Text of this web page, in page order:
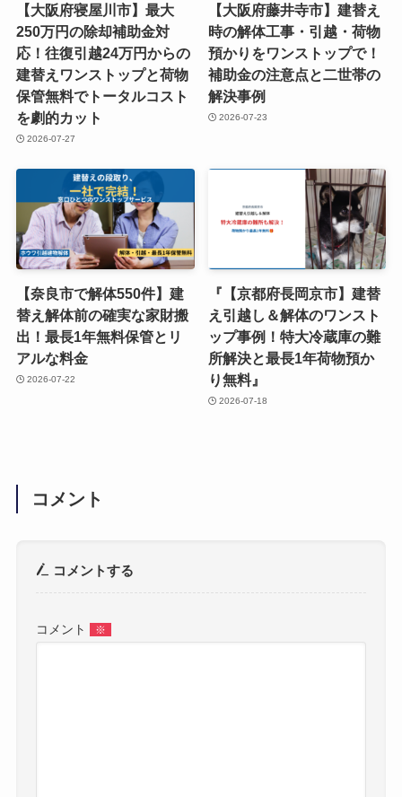
【大阪府寝屋川市】最大
250万円の除却補助金対
応！往復引越24万円からの
建替えワンストップと荷物
保管無料でトータルコスト
を劇的カット
2026-07-27
【大阪府藤井寺市】建替え
時の解体工事・引越・荷物
預かりをワンストップで！
補助金の注意点と二世帯の
解決事例
2026-07-23
【奈良市で解体550件】建
替え解体前の確実な家財搬
出！最長1年無料保管とリ
アルな料金
2026-07-22
『【京都府長岡京市】建替
え引越し＆解体のワンスト
ップ事例！特大冷蔵庫の難
所解決と最長1年荷物預か
り無料』
2026-07-18
コメント
コメントする
コメント ※